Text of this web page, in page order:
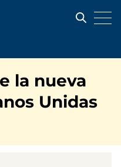
la nueva
Unidas